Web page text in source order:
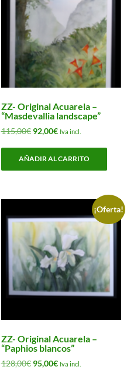
ZZ- Original Acuarela –
“Masdevallia landscape”
115,00€ El
92,00€ElIva incl.
AÑADIR AL CARRITO
¡Oferta!
ZZ- Original Acuarela –
“Paphios blancos”
128,00€ El
95,00€ElIva incl.